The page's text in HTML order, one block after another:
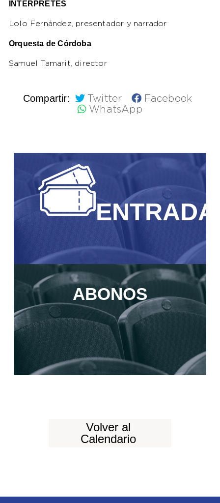
INTÉRPRETES
Lolo Fernández, presentador y narrador
Orquesta de Córdoba
Samuel Tamarit, director
Compartir: Twitter
Facebook
WhatsApp
ABONOS
Volver al
Calendario